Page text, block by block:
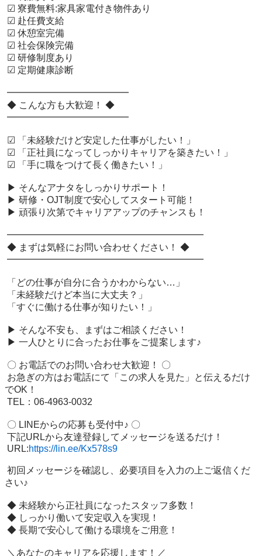
でOK！
URL:https://lin.ee/Kx578s9
さい♪